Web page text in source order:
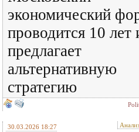
экономический
проводится 10 лет
предлагает
альтернативную
стратегию
30.03.2026 18:27